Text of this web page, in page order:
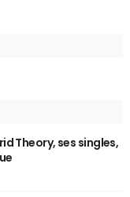
Theory, ses singles,